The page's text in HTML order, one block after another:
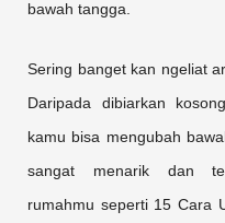
bawah tangga.
Sering banget kan ngeliat
Daripada dibiarkan
kamu bisa mengubah
sangat menarik dan
rumahmu seperti 15 Cara